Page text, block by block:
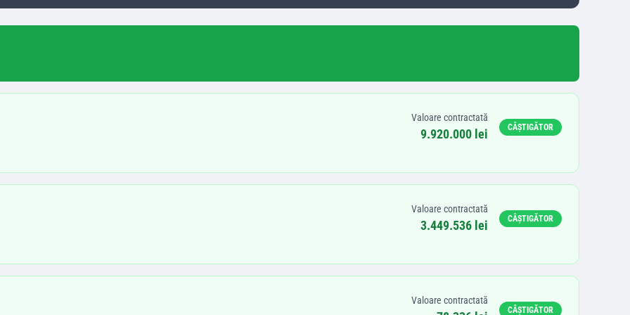
Valoare contractată
9.920.000 lei CÂȘTIGĂTOR
Valoare contractată
3.449.536 lei CÂȘTIGĂTOR
Valoare contractată
CÂȘTIGĂTOR